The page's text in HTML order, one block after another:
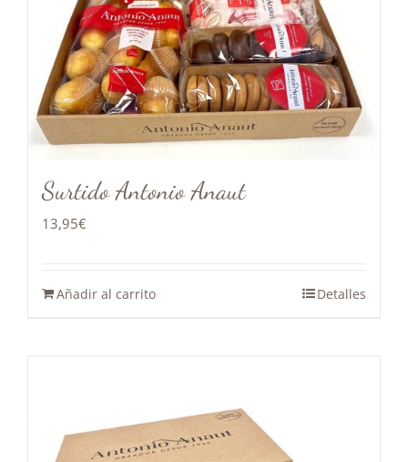
Surtido Antonio Anaut
13,95€
Añadir al carrito Detalles